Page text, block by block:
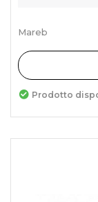
Mareb
Prodotto